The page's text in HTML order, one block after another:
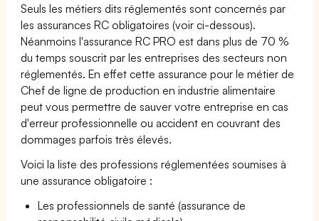
Seuls les métiers dits réglementés sont concernés par
les assurances RC obligatoires (voir ci-dessous).
Néanmoins l'assurance RC PRO est dans plus de 70 %
du temps souscrit par les entreprises des secteurs non
réglementés. En effet cette assurance pour le métier de
Chef de ligne de production en industrie alimentaire
peut vous permettre de sauver votre entreprise en cas
d'erreur professionnelle ou accident en couvrant des
dommages parfois très élevés.
Voici la liste des professions réglementées soumises à
une assurance obligatoire :
Les professionnels de santé (assurance de